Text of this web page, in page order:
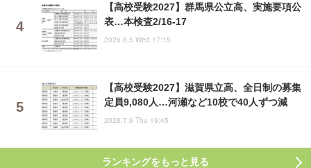
【高校受験2027】群馬県公立高、実施要項公
表…本検査2/16-17
2026.8.5 Wed 17:15
【高校受験2027】滋賀県立高、全日制の募集
定員9,080人…河瀬など10校で40人ずつ減
2026.7.9 Thu 19:45
ランキングをもっと見る